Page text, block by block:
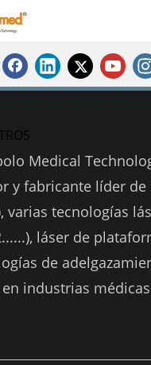
Medical
y fabricante líder de
varias tecnologías
láser de
de
industrias